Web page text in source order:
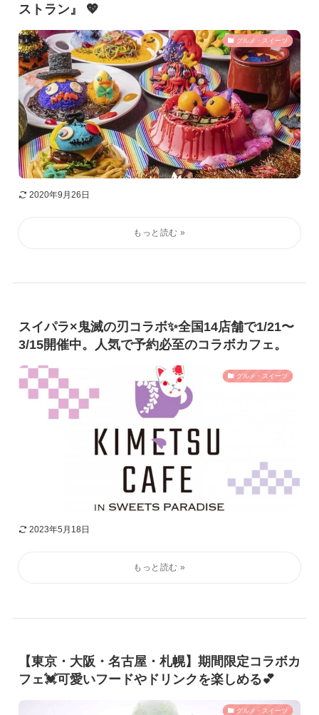
ストラン』 💖
グルメ・スイーツ
2020年9月26日
スイパラ×鬼滅の刃コラボ✨全国14店舗で1/21〜
3/15開催中。人気で予約必至のコラボカフェ。
グルメ・スイーツ
2023年5月18日
【東京・大阪・名古屋・札幌】期間限定コラボカ
フェ💓可愛いフードやドリンクを楽しめる💕
グルメ・スイーツ